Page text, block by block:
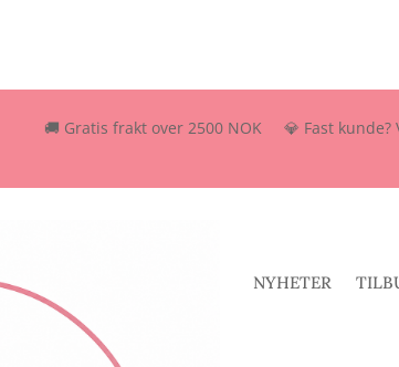
🚚 Gratis frakt over 2500 NOK 💎 Fast kunde? Vi
NYHETER